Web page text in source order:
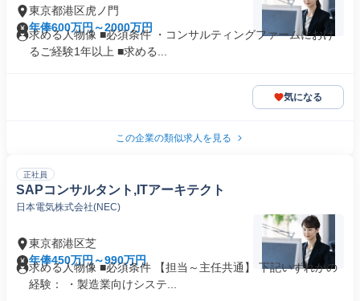
東京都港区虎ノ門
年俸600万円～2000万円
求める人物像 ■必須条件 ・コンサルティングファームにおけ
るご経験1年以上 ■求める...
気になる
この企業の類似求人を見る
正社員
SAPコンサルタント,ITアーキテクト
日本電気株式会社(NEC)
東京都港区芝
年俸450万円～990万円
求める人物像 ■必須条件 【担当～主任共通】 下記いずれかの
経験： ・製造業向けシステ...